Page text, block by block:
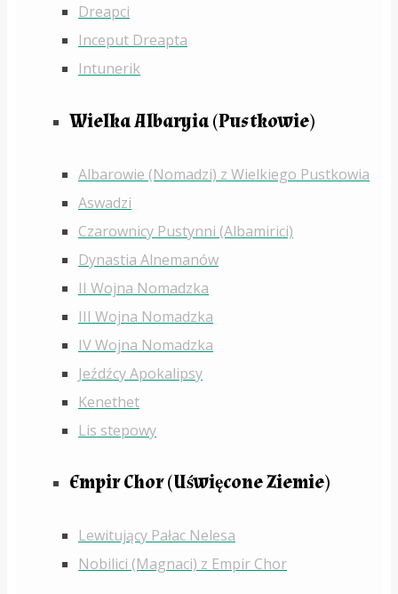
Dreapci
Inceput Dreapta
Intunerik
Wielka Albaryia (Pustkowie)
Albarowie (Nomadzi) z Wielkiego Pustkowia
Aswadzi
Czarownicy Pustynni (Albamirici)
Dynastia Alnemanów
II Wojna Nomadzka
III Wojna Nomadzka
IV Wojna Nomadzka
Jeźdźcy Apokalipsy
Kenethet
Lis stepowy
Empir Chor (Uświęcone Ziemie)
Lewitujący Pałac Nelesa
Nobilici (Magnaci) z Empir Chor